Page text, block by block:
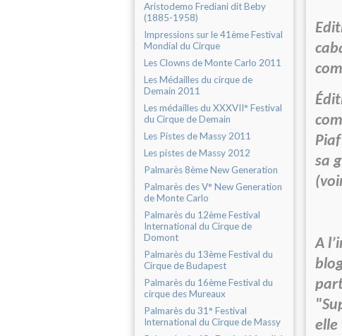
Aristodemo Frediani dit Beby
(1885-1958)
Impressions sur le 41ème Festival
Mondial du Cirque
Les Clowns de Monte Carlo 2011
Les Médailles du cirque de
Demain 2011
Les médailles du XXXVII° Festival
du Cirque de Demain
Les Pistes de Massy 2011
Les pistes de Massy 2012
Palmarès 8ème New Generation
Palmarès des V° New Generation
de Monte Carlo
Palmarès du 12ème Festival
International du Cirque de
Domont
Palmarès du 13ème Festival du
Cirque de Budapest
Palmarès du 16ème Festival du
cirque des Mureaux
Palmarès du 31° Festival
International du Cirque de Massy
sa
A
elle